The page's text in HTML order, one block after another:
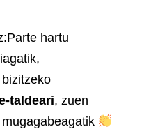
Parte hartu
taldeari, zuen